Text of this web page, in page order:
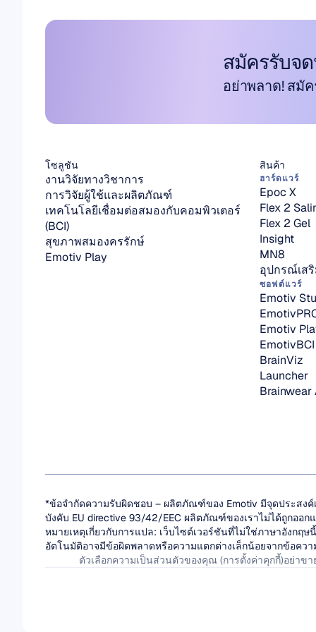
สมัครรับจ
อย่าพลาด! สมั
โซลูชัน
งานวิจัยทางวิชาการ
การวิจัยผู้ใช้และผลิตภัณฑ์
เทคโนโลยีเชื่อมต่อสมองกับคอมพิวเตอร์
(BCI)
สุขภาพสมองครรักษ์
Emotiv Play
สินค้า
ฮาร์ดแวร์
Epoc X
Flex 2
Flex 2 Gel
Insight
MN8
อุปกรณ์เส
ซอฟต์แวร์
Emotiv
Emotiv
EmotivBCI
BrainViz
Launcher
Brainwear
*ข้อจำกัดความรับผิดชอบ – ผลิตภัณฑ์ของ Emotiv มีจุดประสง
บังคับ EU directive 93/42/EEC ผลิตภัณฑ์ของเราไม่ได้ถูกออ
หมายเหตุเกี่ยวกับการแปล: เว็บไซต์เวอร์ชันที่ไม่ใช่ภาษาอังก
อัตโนมัติอาจมีข้อผิดพลาดหรือความแตกต่างเล็กน้อยจากข้อคว
ตัวเลือกความเป็นส่วนตัวของคุณ (การตั้งค่าคุกกี้)อย่าข